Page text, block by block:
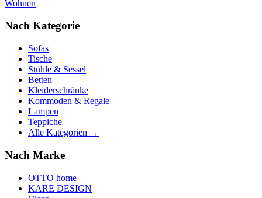
Wohnen
Nach Kategorie
Sofas
Tische
Stühle & Sessel
Betten
Kleiderschränke
Kommoden & Regale
Lampen
Teppiche
Alle Kategorien →
Nach Marke
OTTO home
KARE DESIGN